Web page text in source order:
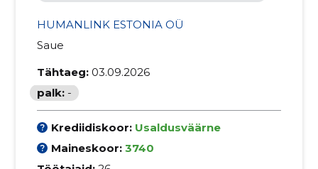
HUMANLINK ESTONIA OÜ
Saue
Tähtaeg: 03.09.2026
palk: -
Krediidiskoor: Usaldusväärne
Maineskoor: 3740